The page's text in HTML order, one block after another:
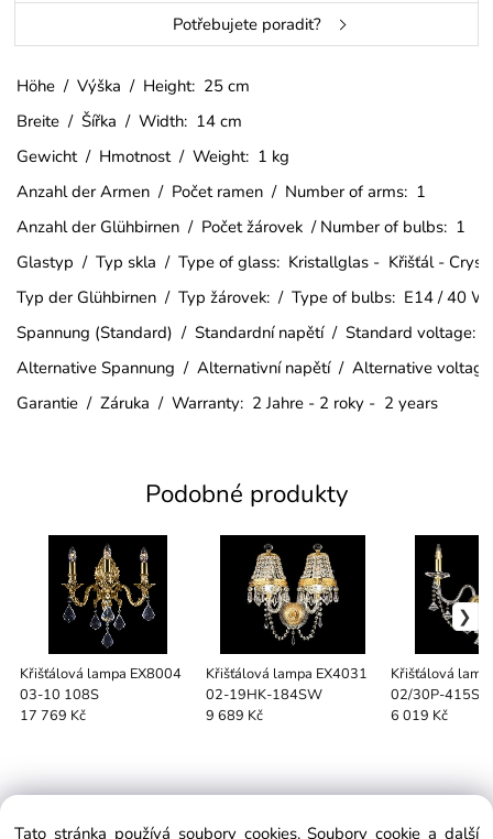
Potřebujete poradit?
Höhe / Výška / Height: 25 cm
Breite / Šířka / Width: 14 cm
Gewicht / Hmotnost / Weight: 1 kg
Anzahl der Armen / Počet ramen / Number of arms: 1
Anzahl der Glühbirnen / Počet žárovek / Number of bulbs: 1
Glastyp / Typ skla / Type of glass: Kristallglas - Křišťál -
Typ der Glühbirnen / Typ žárovek: / Type of bulbs: E14 / 40 W
Spannung (Standard) / Standardní napětí / Standard voltage:
Alternative Spannung / Alternativní napětí / Alternative
Garantie / Záruka / Warranty: 2 Jahre - 2 roky - 2 years
Podobné produkty
Křišťálová lampa EX8004
03-10 108S
17 769 Kč
Křišťálová lampa EX4031
02-19HK-184SW
9 689 Kč
Křišťálová
02/30P-415S
6 019 Kč
Tato stránka používá soubory cookies. Soubory cookie a další